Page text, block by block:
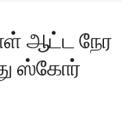
ஆட்ட நேர
ஸ்கோர்